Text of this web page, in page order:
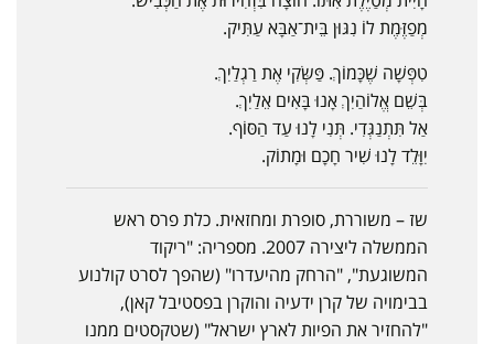
מְפַזֶּמֶת לוֹ נִגּוּן בֵּית־אַבָּא עַתִּיק.
טִפְּשָׁה שֶׁכָּמוֹךְ. פַּשְּׂקִי אֶת רַגְלַיִךְ.
בְּשֵׁם אֱלוֹהַיִךְ אָנוּ בָּאִים אֵלַיִךְ.
אַל תִּתְנַגְּדִי. תְּנִי לָנוּ עַד הַסּוֹף.
יִוָּלֵד לָנוּ שִׁיר חָכָם וּמָתוֹק.
שז – משוררת, סופרת ומחזאית. כלת פרס ראש
הממשלה ליצירה 2007. מספריה: "ריקוד
המשוגעת", "הרחק מהיעדרו" (שהפך לסרט קולנוע
בבימויה של קרן ידעיה והוקרן בפסטיבל קאן),
"להחזיר את הפיות לארץ ישראל" (שטקסטים ממנו